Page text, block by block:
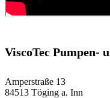
ViscoTec Pumpen-
Amperstraße 13
84513 Töging a. Inn